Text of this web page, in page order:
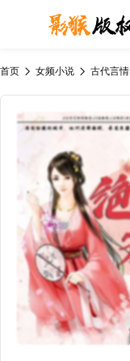
首页 女频小说 古代言情